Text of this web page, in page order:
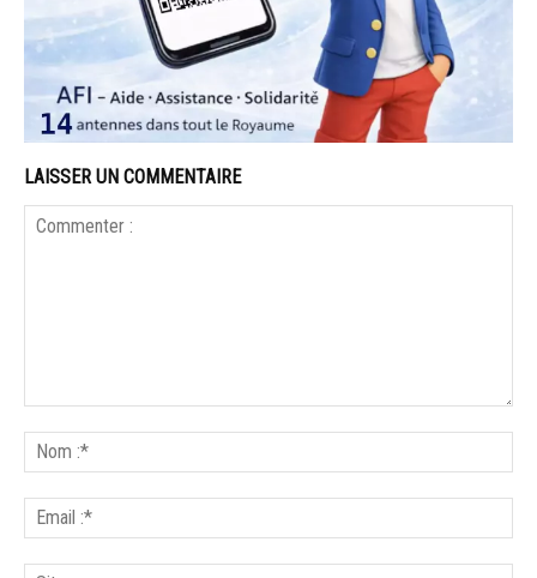
LAISSER UN COMMENTAIRE